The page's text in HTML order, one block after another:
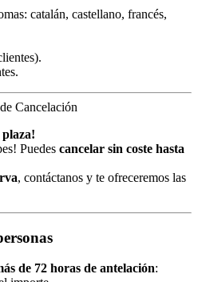
catalán, castellano, francés,
Cancelación
plaza!
Puedes cancelar sin coste hasta
, contáctanos y te ofreceremos las
de 72 horas de antelación: